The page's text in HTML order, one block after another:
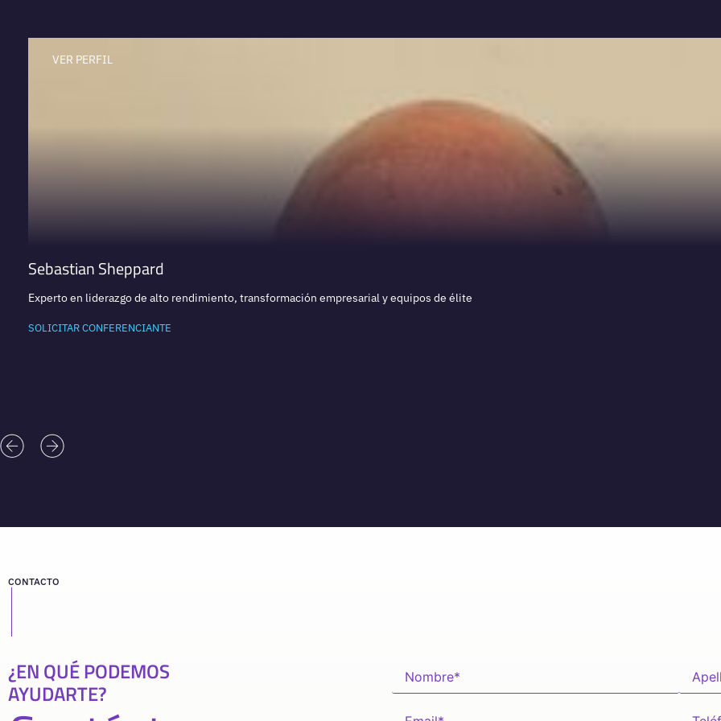
VER PERFIL
Sebastian Sheppard
Experto en liderazgo de alto rendimiento, transformación empresarial y equipos de élite
SOLICITAR CONFERENCIANTE
CONTACTO
¿EN QUÉ PODEMOS
AYUDARTE?